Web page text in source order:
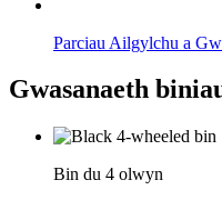
Parciau Ailgylchu a
Gwasanaeth
Bin du 4 olwyn